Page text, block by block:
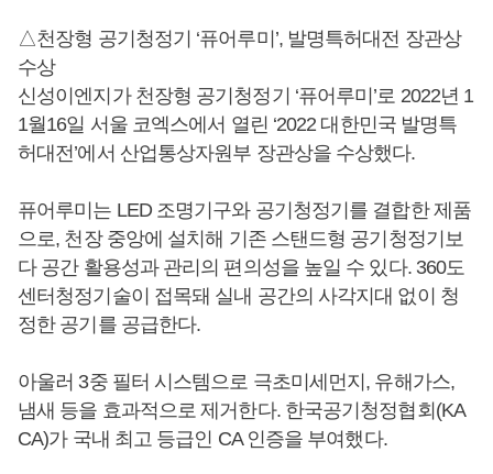
△천장형 공기청정기 ‘퓨어루미’, 발명특허대전 장관상
수상
신성이엔지가 천장형 공기청정기 ‘퓨어루미’로 2022년 1
1월16일 서울 코엑스에서 열린 ‘2022 대한민국 발명특
허대전’에서 산업통상자원부 장관상을 수상했다.
퓨어루미는 LED 조명기구와 공기청정기를 결합한 제품
으로, 천장 중앙에 설치해 기존 스탠드형 공기청정기보
다 공간 활용성과 관리의 편의성을 높일 수 있다. 360도
센터청정기술이 접목돼 실내 공간의 사각지대 없이 청
정한 공기를 공급한다.
아울러 3중 필터 시스템으로 극초미세먼지, 유해가스,
냄새 등을 효과적으로 제거한다. 한국공기청정협회(KA
CA)가 국내 최고 등급인 CA 인증을 부여했다.